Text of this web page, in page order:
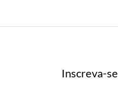
Inscreva-se